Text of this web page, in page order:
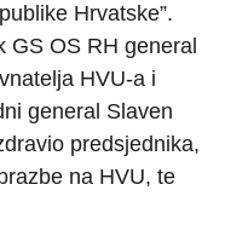
Hrvatske”.
GS OS RH general
HVU-a i
general Slaven
predsjednika,
na HVU, te